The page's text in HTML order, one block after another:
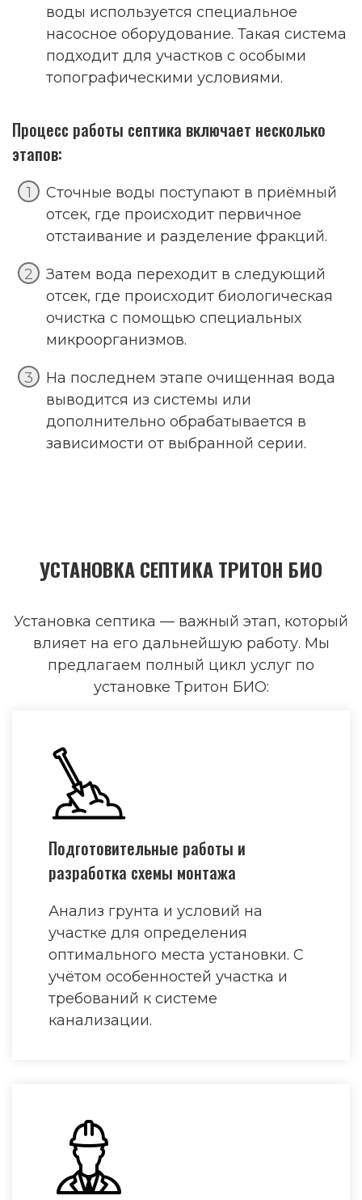
воды используется специальное
насосное оборудование. Такая система
подходит для участков с особыми
топографическими условиями.
Процесс работы септика включает несколько
этапов:
Сточные воды поступают в приёмный
отсек, где происходит первичное
отстаивание и разделение фракций.
Затем вода переходит в следующий
отсек, где происходит биологическая
очистка с помощью специальных
микроорганизмов.
На последнем этапе очищенная вода
выводится из системы или
дополнительно обрабатывается в
зависимости от выбранной серии.
УСТАНОВКА СЕПТИКА ТРИТОН БИО
Установка септика — важный этап, который
влияет на его дальнейшую работу. Мы
предлагаем полный цикл услуг по
установке Тритон БИО:
Подготовительные работы и
разработка схемы монтажа
Анализ грунта и условий на
участке для определения
оптимального места установки. С
учётом особенностей участка и
требований к системе
канализации.